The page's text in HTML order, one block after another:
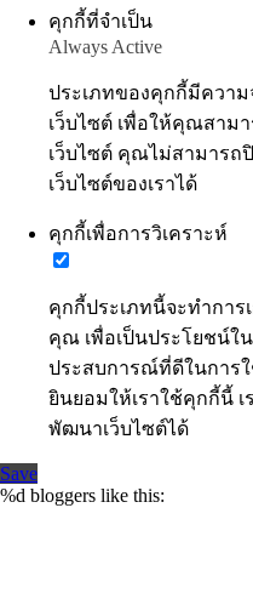
คุกกี้ที่จำเป็น
Always Active
ประเภทของคุกกี้มีความ
เว็บไซต์ เพื่อให้คุณสาม
เว็บไซต์ คุณไม่สามารถ
เว็บไซต์ของเราได้
คุกกี้เพื่อการวิเคราะห์
คุกกี้ประเภทนี้จะทำการ
คุณ เพื่อเป็นประโยชน์ใ
ประสบการณ์ที่ดีในการ
ยินยอมให้เราใช้คุกกี้นี้
พัฒนาเว็บไซต์ได้
Save
%d bloggers like this: